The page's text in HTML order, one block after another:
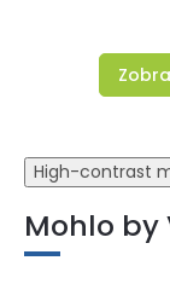
High-contrast
Mohlo